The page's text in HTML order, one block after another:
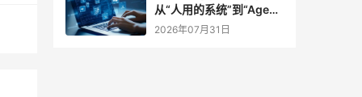
从“人用的系统”到“Agent
调用的底座”
2026年07月31日